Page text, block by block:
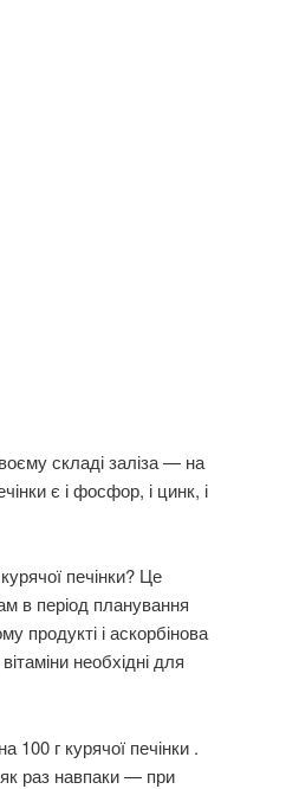
складі заліза — на
є і фосфор, і цинк, і
печінки? Це
в період планування
продукті і аскорбінова
необхідні для
100 г курячої печінки .
раз навпаки — при